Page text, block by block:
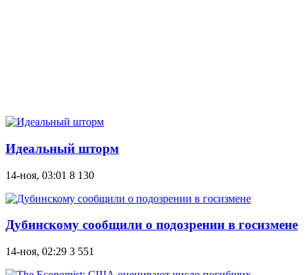
Идеальный шторм
14-ноя, 03:01 8 130
Дубинскому сообщили о подозрении в госизмене
14-ноя, 02:29 3 551